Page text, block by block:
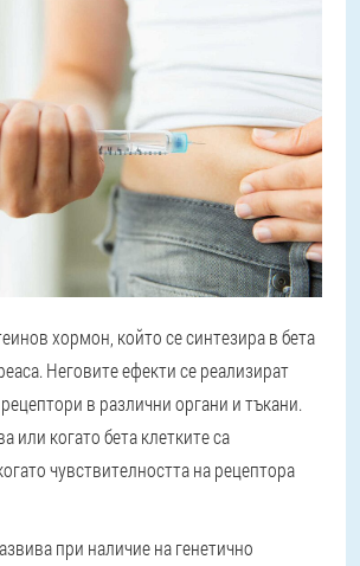
хормон, който се синтезира в бета
Неговите ефекти се реализират
в различни органи и тъкани.
или когато бета клетките са
чувствителността на рецептора
при наличие на генетично